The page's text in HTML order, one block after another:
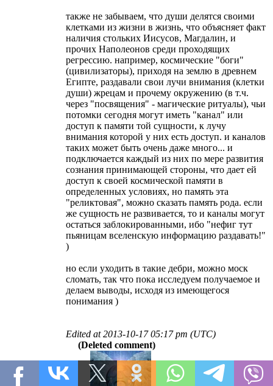
также не забываем, что души делятся своими
клетками из жизни в жизнь, что объясняет факт
наличия стольких Иисусов, Магдалин, и
прочих Наполеонов среди проходящих
регрессию. например, космические "боги"
(цивилизаторы), приходя на землю в древнем
Египте, раздавали свои лучи внимания (клетки
души) жрецам и прочему окружению (в т.ч.
через "посвящения" - магические ритуалы), чьи
потомки сегодня могут иметь "канал" или
доступ к памяти той сущности, к лучу
внимания которой у них есть доступ. и каналов
таких может быть очень даже много... и
подключается каждый из них по мере развития
сознания принимающей стороны, что дает ей
доступ к своей космической памяти в
определенных условиях, но память эта
"реликтовая", можно сказать память рода. если
же сущность не развивается, то и каналы могут
остаться заблокированными, ибо "нефиг тут
пьяницам вселенскую информацию раздавать!"
)
но если уходить в такие дебри, можно моск
сломать, так что пока исследуем получаемое и
делаем выводы, исходя из имеющегося
понимания )
Edited at2013-10-17 05:17 pm (UTC)
(Deleted comment)